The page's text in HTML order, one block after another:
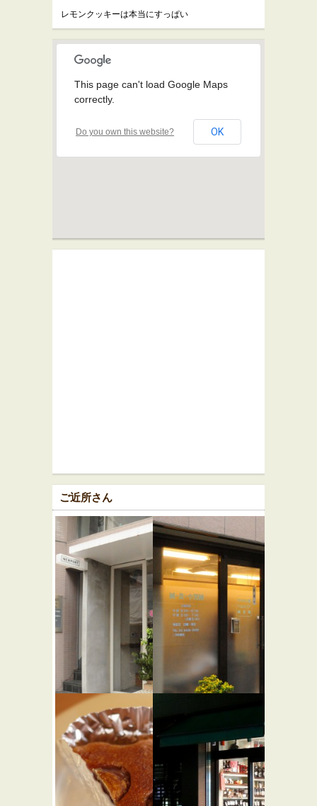
レモンクッキーは本当にすっぱい
This page can't load Google Maps
correctly.
Do you own this website? OK
ご近所さん
NEWPORT
★☆☆
カフェ・喫茶店
バー・居酒屋
代々木公園
ヘルスケ
ア 鍼灸院